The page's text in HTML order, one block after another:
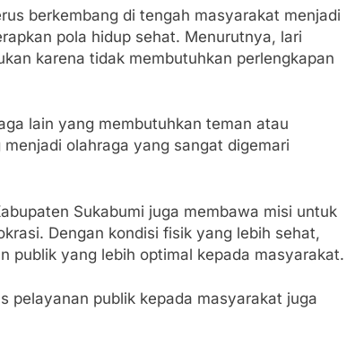
berkembang di tengah masyarakat menjadi
pola hidup sehat. Menurutnya, lari
karena tidak membutuhkan perlengkapan
lain yang membutuhkan teman atau
olahraga yang sangat digemari
Sukabumi juga membawa misi untuk
Dengan kondisi fisik yang lebih sehat,
publik yang lebih optimal kepada masyarakat.
pelayanan publik kepada masyarakat juga